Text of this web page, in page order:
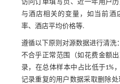
访问订单填写页、近一年用户
与酒店相关的变量，如当前酒
率、酒店平均价格等.
遵循以下原则对源数据进行清洗
不合乎正常范围（如花费金额
录，在总体样本中占比低于1%
记录重复的用户数据采取删除